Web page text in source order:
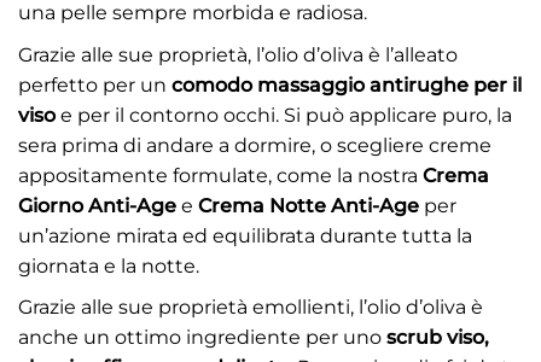
una pelle sempre morbida e radiosa.
Grazie alle sue proprietà, l’olio d’oliva è l’alleato
perfetto per un comodo massaggio antirughe per il
visoe per il contorno occhi. Si può applicare puro, la
sera prima di andare a dormire, o scegliere creme
appositamente formulate, come la nostra Crema
Giorno Anti-Age e Crema Notte Anti-Age per
un’azione mirata ed equilibrata durante tutta la
giornata e la notte.
Grazie alle sue proprietà emollienti, l’olio d’oliva è
anche un ottimo ingrediente per uno scrub viso,